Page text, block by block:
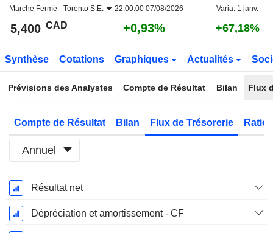
Marché Fermé - Toronto S.E. 22:00:00 07/08/2026 Varia. 1 janv.
5,400 CAD +0,93% +67,18%
Synthèse Cotations Graphiques Actualités
Prévisions des Analystes Compte de Résultat Bilan Flux
Compte de Résultat Bilan Flux de Trésorerie
Annuel
Période
Fiscale:
Décembre
Résultat net
Dépréciation et amortissement - CF